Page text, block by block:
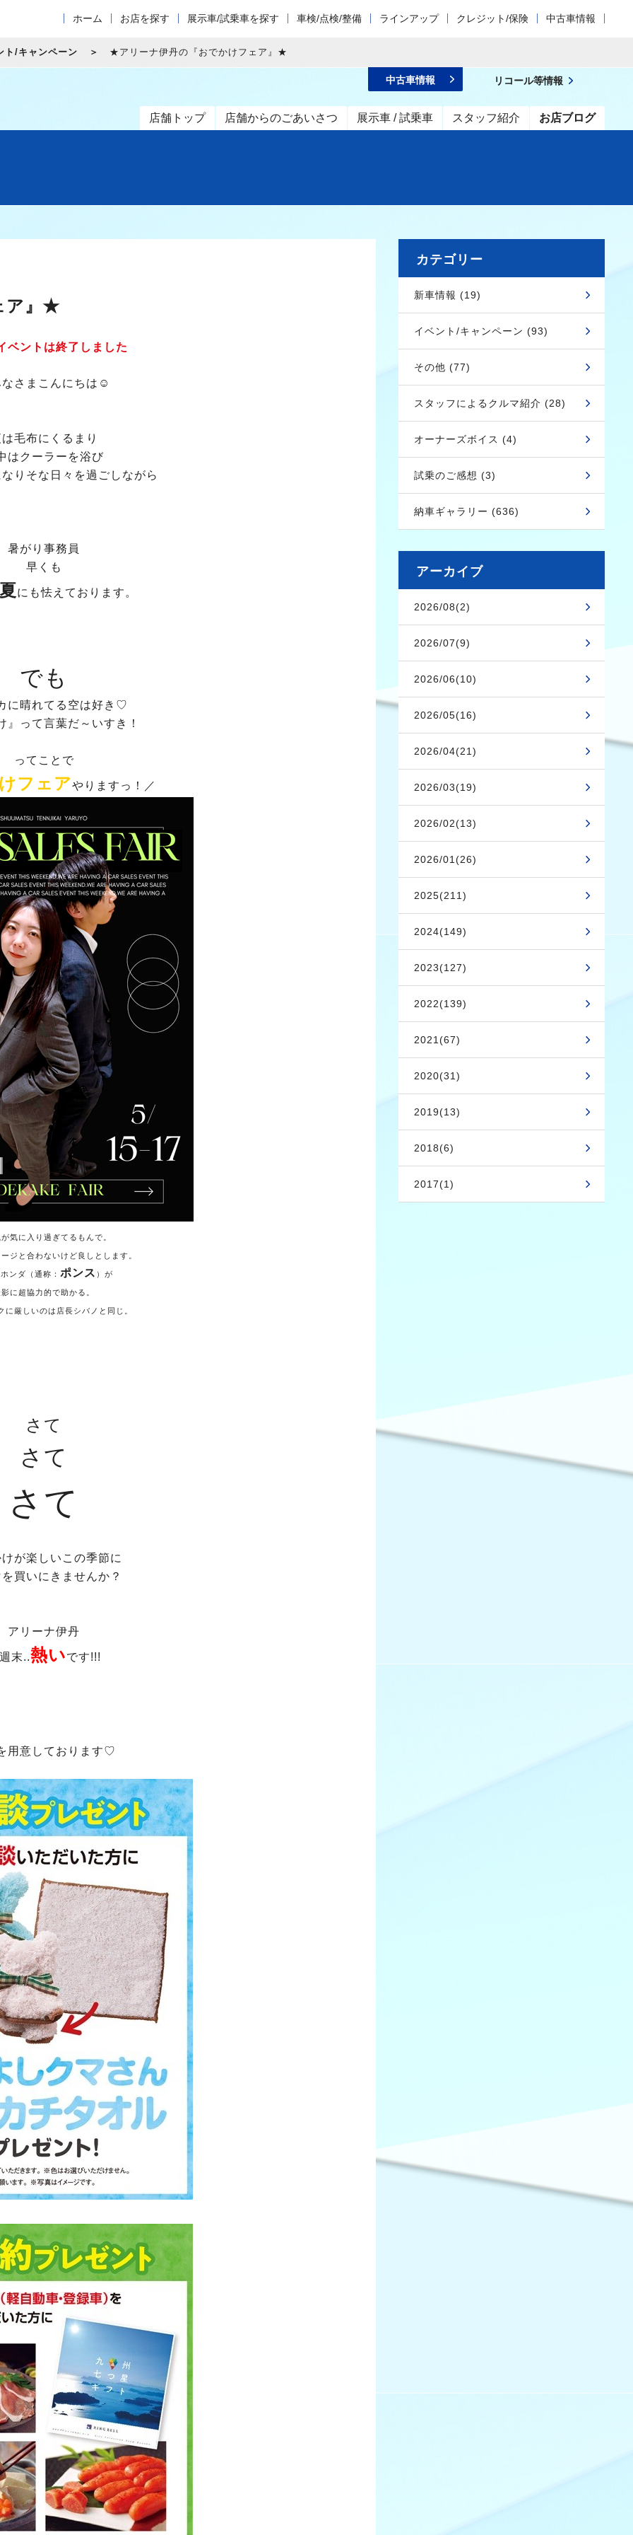
ホーム お店を探す 展示車/試乗車を探す 車検/点検/整備 ラインアップ クレジット/保険 中古車情報
ト/キャンペーン ★アリーナ伊丹の『おでかけフェア』★
店舗トップ 店舗からのごあいさつ 展示車 / 試乗車 スタッフ紹介 お店ブログ
中古車情報 リコール等情報
ア』★
ベントは終了しました
さまこんにちは☺
毛布にくるまり
はクーラーを浴び
りそな日々を過ごしながら
暑がり事務員
早くも
にも怯えております。
でも
に晴れてる空は好き♡
』って言葉だ～いすき！
ってことで
フェアやりますっ！／
気に入り過ぎてるもんで。
ジと合わないけど良しとします。
ンダ（通称 ： ポンス ）が
に超協力的で助かる。
に厳しいのは店長シバノと同じ。
さて
さて
さて
が楽しいこの季節に
買いにきませんか？
アリーナ伊丹
末..熱いです!!!
用意しております♡
カテゴリー
新車情報 (19)
イベント/キャンペーン (93)
その他 (77)
スタッフによるクルマ紹介 (28)
オーナーズボイス (4)
試乗のご感想 (3)
納車ギャラリー (636)
アーカイブ
2026/08(2)
2026/07(9)
2026/06(10)
2026/05(16)
2026/04(21)
2026/03(19)
2026/02(13)
2026/01(26)
2025(211)
2024(149)
2023(127)
2022(139)
2021(67)
2020(31)
2019(13)
2018(6)
2017(1)